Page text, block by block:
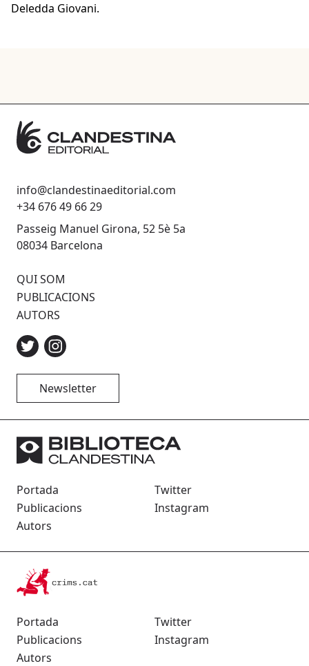
Deledda Giovani.
info@clandestinaeditorial.com
+34 676 49 66 29
Passeig Manuel Girona, 52 5è 5a
08034 Barcelona
QUI SOM
PUBLICACIONS
AUTORS
Newsletter
Portada
Publicacions
Autors
Twitter
Instagram
Portada
Publicacions
Autors
Twitter
Instagram